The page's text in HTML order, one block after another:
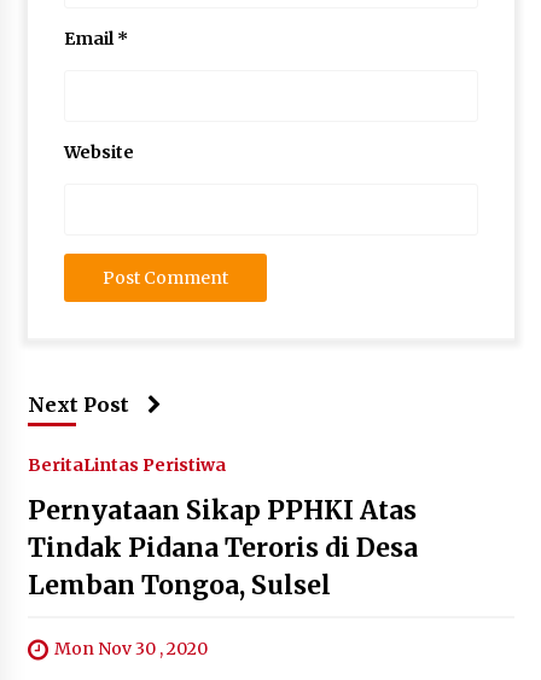
Email*
Website
Next Post
BeritaLintas Peristiwa
Pernyataan Sikap PPHKI Atas
Tindak Pidana Teroris di Desa
Lemban Tongoa, Sulsel
Mon Nov 30 , 2020